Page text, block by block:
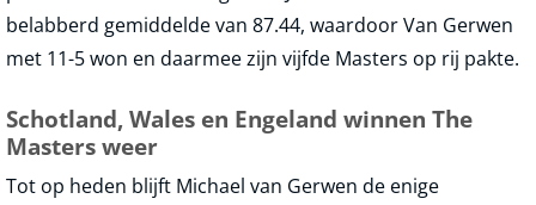
belabberd gemiddelde van 87.44, waardoor Van Gerwen
met 11-5 won en daarmee zijn vijfde Masters op rij pakte.
Schotland, Wales en Engeland winnen The
Masters weer
Tot op heden blijft Michael van Gerwen de enige